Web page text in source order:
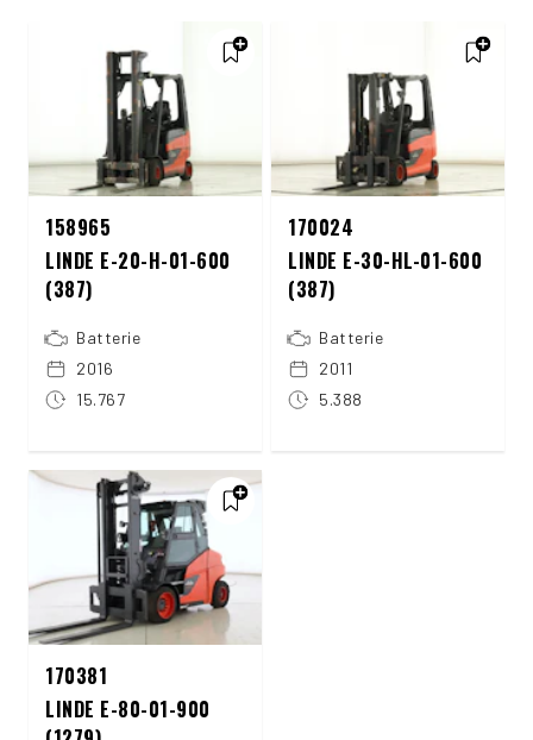
158965
LINDE E-20-H-01-600
(387)
Batterie
2016
15.767
170024
LINDE E-30-HL-01-600
(387)
Batterie
2011
5.388
170381
LINDE E-80-01-900